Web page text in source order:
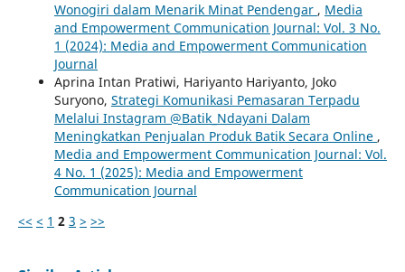
Wonogiri dalam Menarik Minat Pendengar , Media
and Empowerment Communication Journal: Vol. 3 No.
1 (2024): Media and Empowerment Communication
Journal
Aprina Intan Pratiwi, Hariyanto Hariyanto, Joko
Suryono, Strategi Komunikasi Pemasaran Terpadu
Melalui Instagram @Batik_Ndayani Dalam
Meningkatkan Penjualan Produk Batik Secara Online ,
Media and Empowerment Communication Journal: Vol.
4 No. 1 (2025): Media and Empowerment
Communication Journal
<< < 1 2 3 > >>